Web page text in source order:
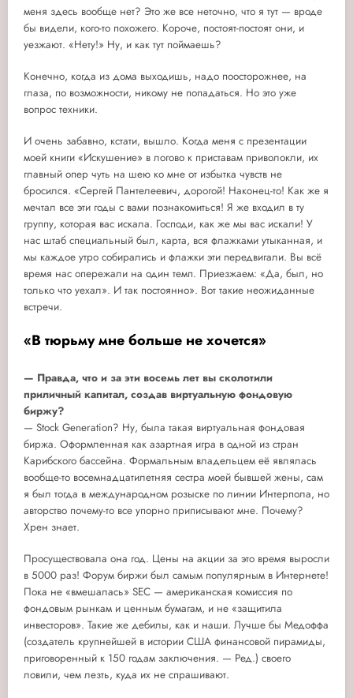
меня здесь вообще нет? Это же все неточно, что я тут — вроде
бы видели, кого-то похожего. Короче, постоят-постоят они, и
уезжают. «Нету!» Ну, и как тут поймаешь?
Конечно, когда из дома выходишь, надо поосторожнее, на
глаза, по возможности, никому не попадаться. Но это уже
вопрос техники.
И очень забавно, кстати, вышло. Когда меня с презентации
моей книги «Искушение» в логово к приставам приволокли, их
главный опер чуть на шею ко мне от избытка чувств не
бросился. «Сергей Пантелеевич, дорогой! Наконец-то! Как же я
мечтал все эти годы с вами познакомиться! Я же входил в ту
группу, которая вас искала. Господи, как же мы вас искали! У
нас штаб специальный был, карта, вся флажками утыканная, и
мы каждое утро собирались и флажки эти передвигали. Вы всё
время нас опережали на один темп. Приезжаем: «Да, был, но
только что уехал». И так постоянно». Вот такие неожиданные
встречи.
«В тюрьму мне больше не хочется»
— Правда, что и за эти восемь лет вы сколотили
приличный капитал, создав виртуальную фондовую
биржу?
— Stock Generation? Ну, была такая виртуальная фондовая
биржа. Оформленная как азартная игра в одной из стран
Карибского бассейна. Формальным владельцем её являлась
вообще-то восемнадцатилетняя сестра моей бывшей жены, сам
я был тогда в международном розыске по линии Интерпола, но
авторство почему-то все упорно приписывают мне. Почему?
Хрен знает.
Просуществовала она год. Цены на акции за это время выросли
в 5000 раз! Форум биржи был самым популярным в Интернете!
Пока не «вмешалась» SEC — американская комиссия по
фондовым рынкам и ценным бумагам, и не «защитила
инвесторов». Такие же дебилы, как и наши. Лучше бы Медоффа
(создатель крупнейшей в истории США финансовой пирамиды,
приговоренный к 150 годам заключения. — Ред.) своего
ловили, чем лезть, куда их не спрашивают.